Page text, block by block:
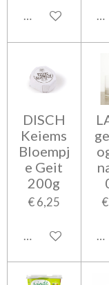
In winkelwagen
DISCH
Keiems
Bloempj
e Geit
200g
€ 6,25
In winkelwagen